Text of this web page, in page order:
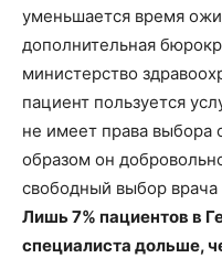
уменьшается время
дополнительная
министерство
пациент пользуется
не имеет права выбора
образом он
свободный выбор
Лишь 7% пациентов в
специалиста дольше,